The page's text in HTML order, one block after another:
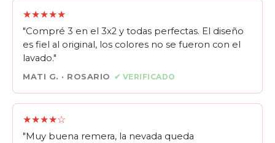
★★★★★
"Compré 3 en el 3x2 y todas perfectas. El diseño
es fiel al original, los colores no se fueron con el
lavado."
MATI G. · ROSARIO ✔ VERIFICADO
★★★★☆
"Muy buena remera, la nevada queda